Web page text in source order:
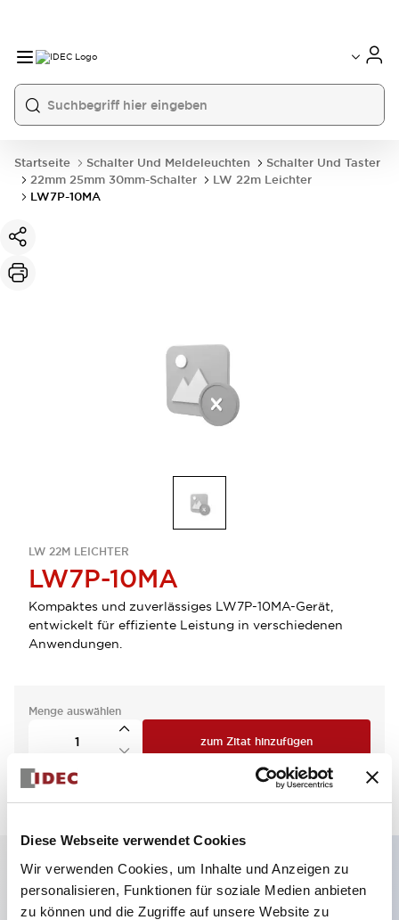
Diese Webseite verwendet Cookies
Wir verwenden Cookies, um Inhalte und Anzeigen zu
personalisieren, Funktionen für soziale Medien anbieten
zu können und die Zugriffe auf unsere Website zu
Startseite Schalter Und Meldeleuchten
Schalter Und Taster
22mm 25mm 30mm-Schalter
LW 22m Leichter
LW7P-10MA
LW 22M LEICHTER
LW7P-10MA
Kompaktes und zuverlässiges LW7P-10MA-Gerät,
entwickelt für effiziente Leistung in verschiedenen
Anwendungen.
Menge auswählen
zum Zitat hinzufügen
Hauptmerkmale